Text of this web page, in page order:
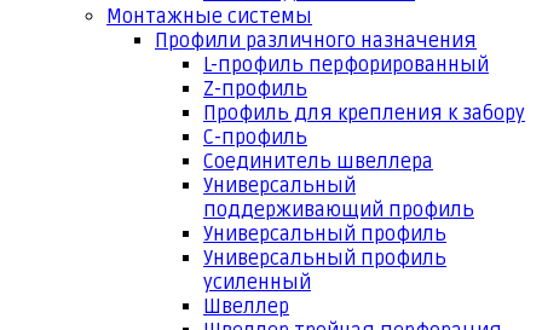
Монтажные системы
Профили различного назначения
L-профиль перфорированный
Z-профиль
Профиль для крепления к забору
С-профиль
Соединитель швеллера
Универсальный
поддерживающий профиль
Универсальный профиль
Универсальный профиль
усиленный
Швеллер